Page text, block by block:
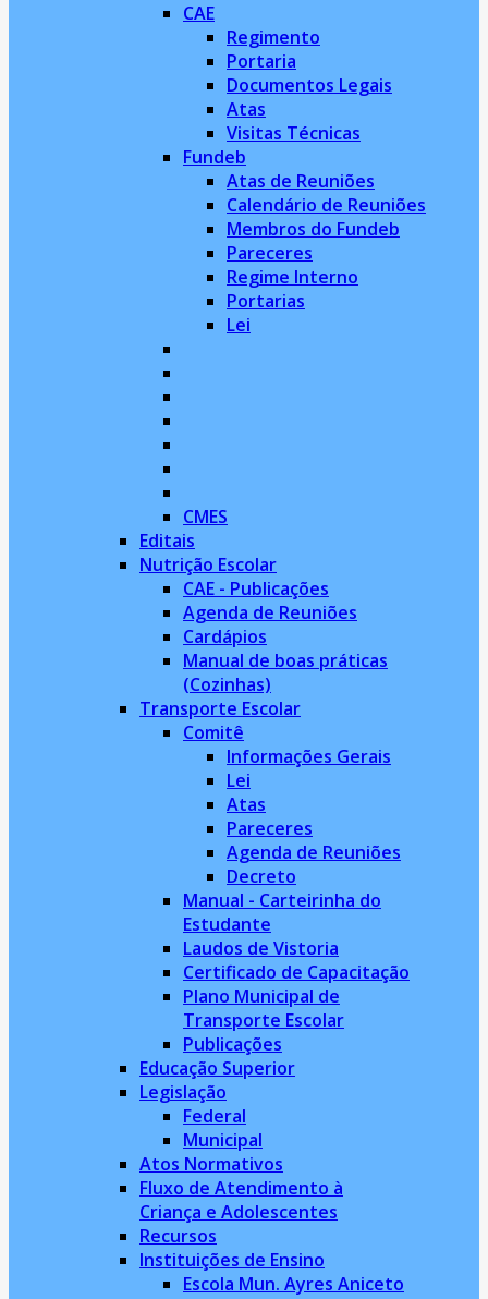
CAE
Regimento
Portaria
Documentos Legais
Atas
Visitas Técnicas
Fundeb
Atas de Reuniões
Calendário de Reuniões
Membros do Fundeb
Pareceres
Regime Interno
Portarias
Lei
CMES
Editais
Nutrição Escolar
CAE - Publicações
Agenda de Reuniões
Cardápios
Manual de boas práticas
(Cozinhas)
Transporte Escolar
Comitê
Informações Gerais
Lei
Atas
Pareceres
Agenda de Reuniões
Decreto
Manual - Carteirinha do
Estudante
Laudos de Vistoria
Certificado de Capacitação
Plano Municipal de
Transporte Escolar
Publicações
Educação Superior
Legislação
Federal
Municipal
Atos Normativos
Fluxo de Atendimento à
Criança e Adolescentes
Recursos
Instituições de Ensino
Escola Mun. Ayres Aniceto